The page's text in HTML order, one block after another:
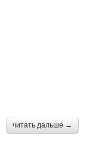
читать дальше →